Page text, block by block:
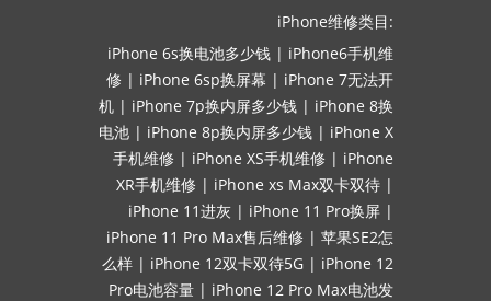
iPhone维修类目:
iPhone 6s换电池多少钱 | iPhone6手机维
修 | iPhone 6sp换屏幕 | iPhone 7无法开
机 | iPhone 7p换内屏多少钱 | iPhone 8换
电池 | iPhone 8p换内屏多少钱 | iPhone X
手机维修 | iPhone XS手机维修 | iPhone
XR手机维修 | iPhone xs Max双卡双待 |
iPhone 11进灰 | iPhone 11 Pro换屏 |
iPhone 11 Pro Max售后维修 | 苹果SE2怎
么样 | iPhone 12双卡双待5G | iPhone 12
Pro电池容量 | iPhone 12 Pro Max电池发